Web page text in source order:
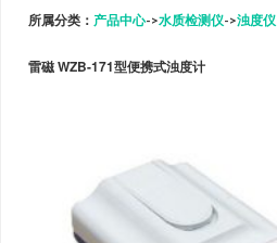
所属分类： 产品中心->水质检测仪->浊度仪
雷磁 WZB-171型便携式浊度计